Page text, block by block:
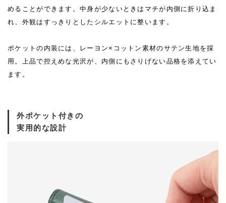
めることができます。中身が少ないときはマチが内側に折り込ま
れ、外観はすっきりとしたシルエットに整います。
ポケットの内装には、レーヨン×コットン素材のサテン生地を採
用。上品で控えめな光沢が、内側にもさりげない品格を添えてい
ます。
外ポケット付きの
実用的な設計